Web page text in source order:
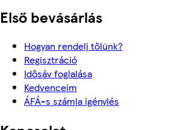
Első bevásárlás
Hogyan rendelj tőlünk?
Regisztráció
Idősáv foglalása
Kedvenceim
ÁFÁ-s számla igénylés